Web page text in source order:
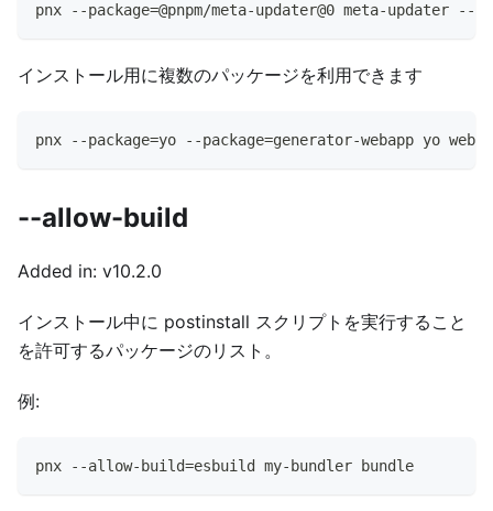
pnx --package=@pnpm/meta-updater@0 meta-updater --
インストール用に複数のパッケージを利用できます
pnx --package=yo --package=generator-webapp yo
--allow-build
Added in: v10.2.0
インストール中に postinstall スクリプトを実行すること
を許可するパッケージのリスト。
例:
pnx --allow-build=esbuild my-bundler bundle